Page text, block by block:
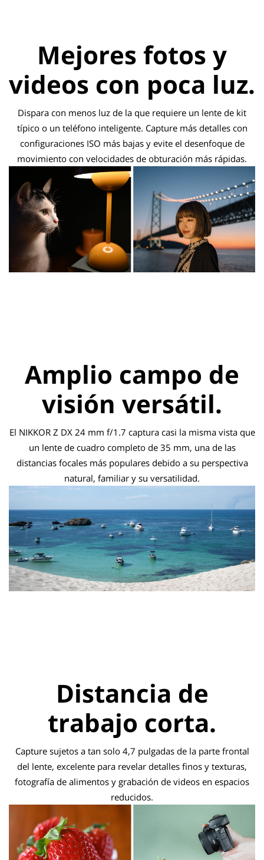
Mejores fotos y
videos con poca luz.
Dispara con menos luz de la que requiere un lente de kit
típico o un teléfono inteligente. Capture más detalles con
configuraciones ISO más bajas y evite el desenfoque de
movimiento con velocidades de obturación más rápidas.
Amplio campo de
visión versátil.
El NIKKOR Z DX 24 mm f/1.7 captura casi la misma vista que
un lente de cuadro completo de 35 mm, una de las
distancias focales más populares debido a su perspectiva
natural, familiar y su versatilidad.
Distancia de
trabajo corta.
Capture sujetos a tan solo 4,7 pulgadas de la parte frontal
del lente, excelente para revelar detalles finos y texturas,
fotografía de alimentos y grabación de videos en espacios
reducidos.